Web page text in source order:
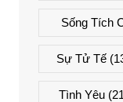
Sống Tích
Sự Tử Tế
Tình Yêu